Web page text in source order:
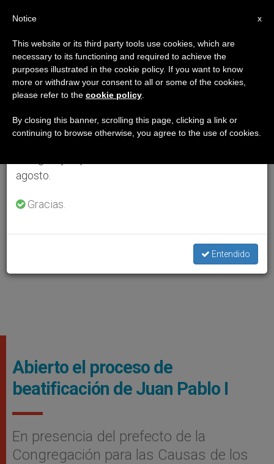
Abierto el proceso de
beatificación de Juan Pablo I
En presencia del prefecto de la
Congregación para las Causas de los
×
Aviso importante
Del 27 de julio al 7 de agosto haremos la pausa
anual, aprovechando que en el periodo de verano
se generan menos informaciones y también el
agosto.
Gracias.
Entendido
x
Notice
This website or its third party tools use cookies, which are
necessary to its functioning and required to achieve the
purposes illustrated in the cookie policy. If you want to know
more or withdraw your consent to all or some of the cookies,
please refer to the cookie policy
By closing this banner, scrolling this page, clicking a link or
continuing to browse otherwise, you agree to the use of cookies.